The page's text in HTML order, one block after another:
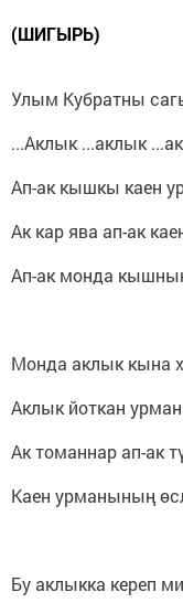
(ШИГЫРЬ)
Улым Кубратны
...Аклык ...аклык
Ап-ак кышкы каен
Ак кар ява ап-ак
Ап-ак монда
Монда аклык кына
Аклык йоткан
Ак томаннар ап-ак
Каен урманының
Бу аклыкка кереп